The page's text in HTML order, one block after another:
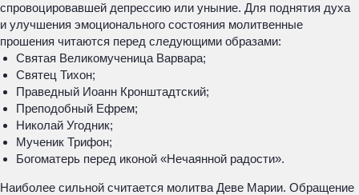
спровоцировавшей депрессию или уныние. Для поднятия духа
и улучшения эмоционального состояния молитвенные
прошения читаются перед следующими образами:
Святая Великомученица Варвара;
Святец Тихон;
Праведный Иоанн Кронштадтский;
Преподобный Ефрем;
Николай Угодник;
Мученик Трифон;
Богоматерь перед иконой «Нечаянной радости».
Наиболее сильной считается молитва Деве Марии. Обращение